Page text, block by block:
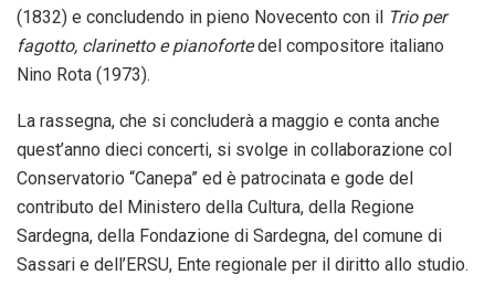
(1832) e concludendo in pieno Novecento con il Trio per
fagotto, clarinetto e pianofortedel compositore italiano
Nino Rota (1973).
La rassegna, che si concluderà a maggio e conta anche
quest’anno dieci concerti, si svolge in collaborazione col
Conservatorio “Canepa” ed è patrocinata e gode del
contributo del Ministero della Cultura, della Regione
Sardegna, della Fondazione di Sardegna, del comune di
Sassari e dell’ERSU, Ente regionale per il diritto allo studio.